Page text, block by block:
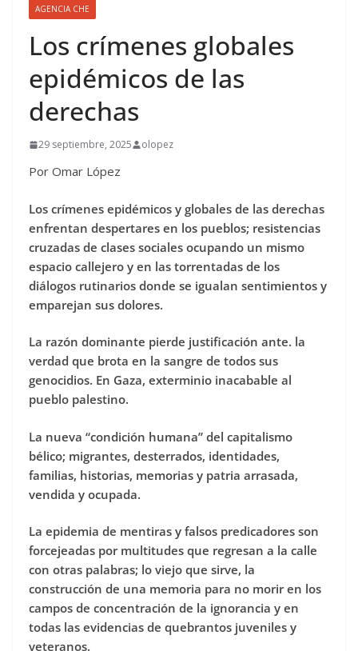
AGENCIA CHE
Los crímenes globales
epidémicos de las
derechas
29 septiembre, 2025 olopez
Por Omar López
Los crímenes epidémicos y globales de las derechas
enfrentan despertares en los pueblos; resistencias
cruzadas de clases sociales ocupando un mismo
espacio callejero y en las torrentadas de los
diálogos rutinarios donde se igualan sentimientos y
emparejan sus dolores.
La razón dominante pierde justificación ante. la
verdad que brota en la sangre de todos sus
genocidios. En Gaza, exterminio inacabable al
pueblo palestino.
La nueva “condición humana” del capitalismo
bélico; migrantes, desterrados, identidades,
familias, historias, memorias y patria arrasada,
vendida y ocupada.
La epidemia de mentiras y falsos predicadores son
forcejeadas por multitudes que regresan a la calle
con otras palabras; lo viejo que sirve, la
construcción de una memoria para no morir en los
campos de concentración de la ignorancia y en
todas las evidencias de quebrantos juveniles y
veteranos.